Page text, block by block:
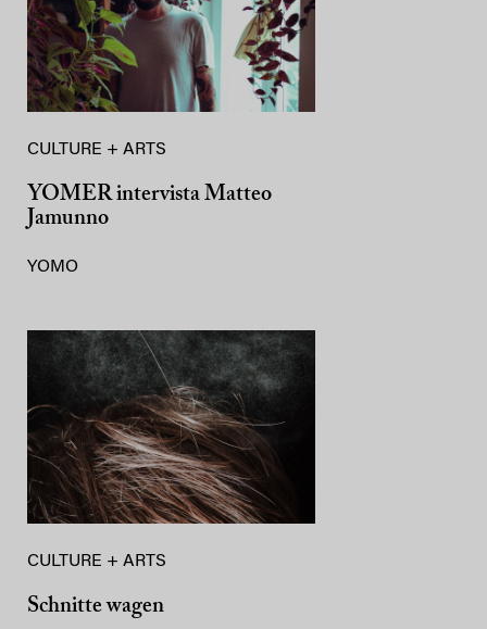
CULTURE + ARTS
YOMER intervista Matteo
Jamunno
YOMO
CULTURE + ARTS
Schnitte wagen